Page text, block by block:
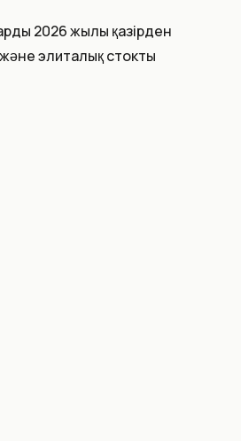
2026 жылы қазірден
элиталық стокты